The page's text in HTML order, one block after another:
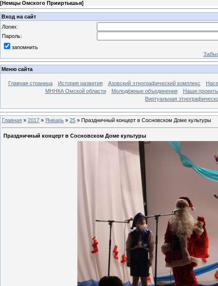
[Немцы Омского Прииртышья]
Вход на сайт
Логин:
Пароль:
запомнить
Меню сайта
Главная страница История развития Азовский этнографический комплекс
МННКА Омской области
Молодёжные объединения
Наши
Виртуальная
Главная » 2017 » Январь » 25 » Праздничный концерт в Сосновском Доме культуры
Праздничный концерт в Сосновском Доме культуры